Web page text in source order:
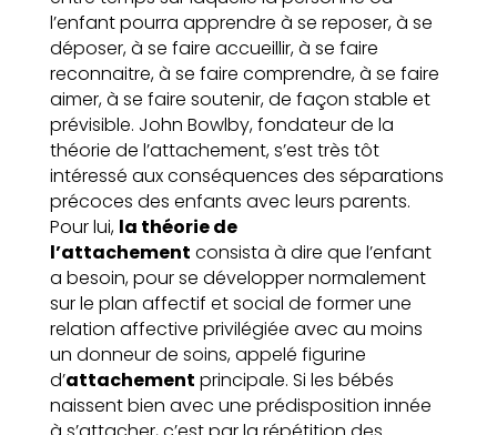
l’enfant pourra apprendre à se reposer, à se
déposer, à se faire accueillir, à se faire
reconnaitre, à se faire comprendre, à se faire
aimer, à se faire soutenir, de façon stable et
prévisible. John Bowlby, fondateur de la
théorie de l’attachement, s’est très tôt
intéressé aux conséquences des séparations
précoces des enfants avec leurs parents.
Pour lui, la théorie de
l’attachement consista à dire que l’enfant
a besoin, pour se développer normalement
sur le plan affectif et social de former une
relation affective privilégiée avec au moins
un donneur de soins, appelé figurine
d’attachement principale. Si les bébés
naissent bien avec une prédisposition innée